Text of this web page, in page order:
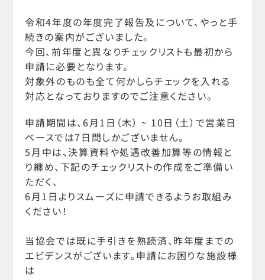
令和4年度の年度完了報告及について、やっと手
続きの案内がございました。
今回、前年度と異なりチェックリストも最初から
申請に必要となります。
対象外のものも全て何かしらチェックを入れる
対応となっておりますのでご注意ください。
申請期間は、6月1日（木） ~ 10日（土）で営業日
ベースでは7日間しかございません。
5月中は、決算資料や処遇改善加算等の情報と
り纏め、下記のチェックリストの作成をご準備い
ただく、
6月1日よりスムーズに申請できるようお取組み
ください！
当協会では既に手引きを熟読済、昨年度までの
エビデンスがございます。申請にお困りな施設様
は